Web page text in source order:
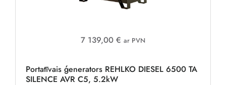
7 139,00 € ar PVN
Portatīvais ģenerators REHLKO DIESEL 6500 TA
SILENCE AVR C5, 5.2kW